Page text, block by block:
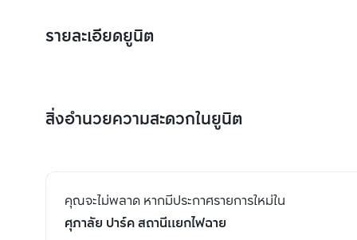
รายละเอียดยูนิต
สิ่งอำนวยความสะดวกในยูนิต
คุณจะไม่พลาด หากมีประกาศรายการใหม่ใน
ศุภาลัย ปาร์ค สถานีแยกไฟฉาย